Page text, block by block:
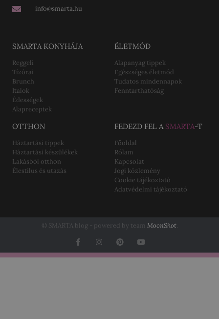
info@smarta.hu
SMARTA KONYHÁJA
Reggeli
Tízórai
Brunch
Italok
Édességek
Alapreceptek
ÉLETMÓD
Alapanyag tippek
Egészséges életmód
Tudatos mindennapok
Fenntarthatóság
OTTHON
Háztartási tippek
Háztartási készülékek
Lakásból otthon
Élestílus és utazás
FEDEZD FEL A SMARTA-T
Főoldal
Rólam
Kapcsolat
Jogi közlemény
Cookie tájékoztató
Adatvédelmi tájékoztató
© SMARTA blog - powered by team MoonShot.